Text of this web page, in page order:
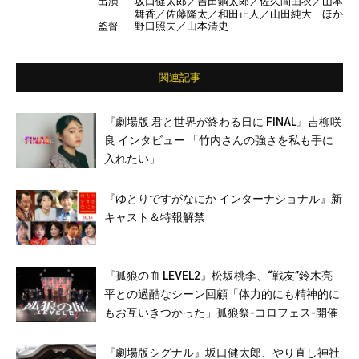
舞香／佐藤隆太／和田正人／山田純大 ほか
監督
野口照夫／山本清史
関連記事
『劇場版 君と世界が終わる日に FINAL』吉柳咲
良 インタビュー 「竹内さんの強さを私も手に
入れたい」
『ゆとりですがなにか インターナショナル』新
キャスト＆特報解禁
『孤狼の血 LEVEL2』松坂桃李、“戦友”鈴木亮
平との過酷なシーン回顧「体力的にも精神的に
もお互いきつかった」孤狼祭-コロフェス-開催
『劇場版シグナル』坂口健太郎、やり直し神社